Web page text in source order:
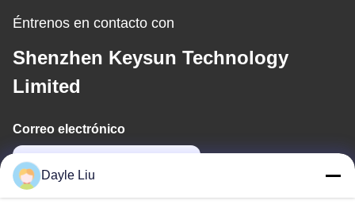
Éntrenos en contacto con
Shenzhen Keysun Technology
Limited
Correo electrónico
Dayle Liu